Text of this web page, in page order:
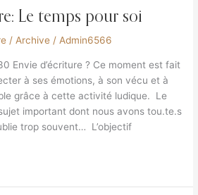
Le temps pour soi
/Archive /Admin6566
Envie d’écriture ? Ce moment est fait
à ses émotions, à son vécu et à
grâce à cette activité ludique. Le
important dont nous avons tou.te.s
trop souvent… L’objectif